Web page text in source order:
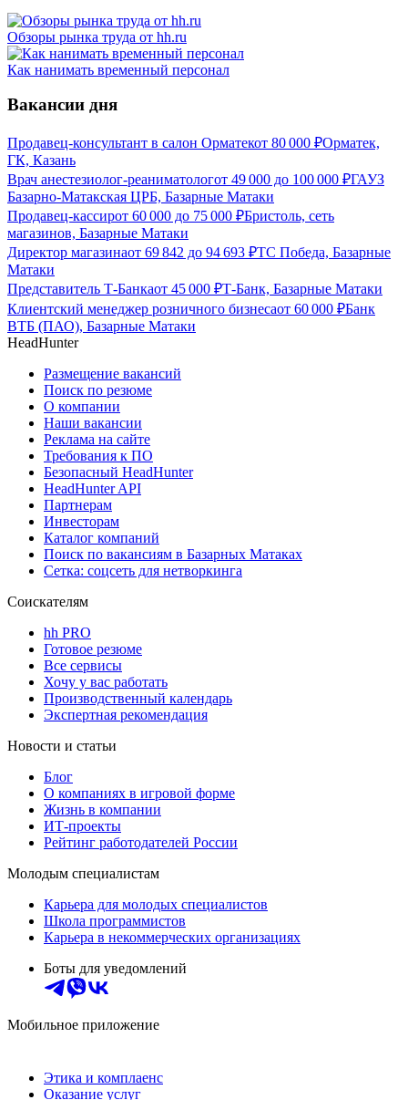
Обзоры рынка труда от hh.ru
Как нанимать временный персонал
Вакансии дня
Продавец-консультант в салон Орматекот 80 000 ₽Орматек,
ГК, Казань
Врач анестезиолог-реаниматологот 49 000 до 100 000 ₽ГАУЗ
Базарно-Матакская ЦРБ, Базарные Матаки
Продавец-кассирот 60 000 до 75 000 ₽Бристоль, сеть
магазинов, Базарные Матаки
Директор магазинаот 69 842 до 94 693 ₽ТС Победа, Базарные
Матаки
Представитель Т-Банкаот 45 000 ₽Т-Банк, Базарные Матаки
Клиентский менеджер розничного бизнесаот 60 000 ₽Банк
ВТБ (ПАО), Базарные Матаки
HeadHunter
Размещение вакансий
Поиск по резюме
О компании
Наши вакансии
Реклама на сайте
Требования к ПО
Безопасный HeadHunter
HeadHunter API
Партнерам
Инвесторам
Каталог компаний
Поиск по вакансиям в Базарных Матаках
Сетка: соцсеть для нетворкинга
Соискателям
hh PRO
Готовое резюме
Все сервисы
Хочу у вас работать
Производственный календарь
Экспертная рекомендация
Новости и статьи
Блог
О компаниях в игровой форме
Жизнь в компании
ИТ-проекты
Рейтинг работодателей России
Молодым специалистам
Карьера для молодых специалистов
Школа программистов
Карьера в некоммерческих организациях
Боты для уведомлений
Мобильное приложение
Этика и комплаенс
Оказание услуг